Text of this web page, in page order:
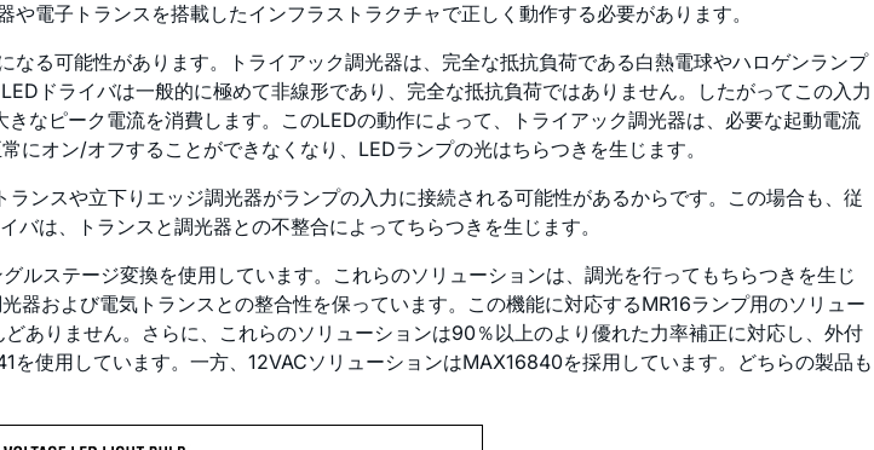
電子トランスを搭載したインフラストラクチャで正しく動作する必要があります。
る可能性があります。トライアック調光器は、完全な抵抗負荷である白熱電球やハロゲンランプ
ドライバは一般的に極めて非線形であり、完全な抵抗負荷ではありません。したがってこの入力
なピーク電流を消費します。このLEDの動作によって、トライアック調光器は、必要な起動電流
オン/オフすることができなくなり、LEDランプの光はちらつきを生じます。
ンスや立下りエッジ調光器がランプの入力に接続される可能性があるからです。この場合も、従
は、トランスと調光器との不整合によってちらつきを生じます。
ステージ変換を使用しています。これらのソリューションは、調光を行ってもちらつきを生じ
および電気トランスとの整合性を保っています。この機能に対応するMR16ランプ用のソリュー
ありません。さらに、これらのソリューションは90％以上のより優れた力率補正に対応し、外付
使用しています。一方、12VACソリューションはMAX16840を採用しています。どちらの製品も